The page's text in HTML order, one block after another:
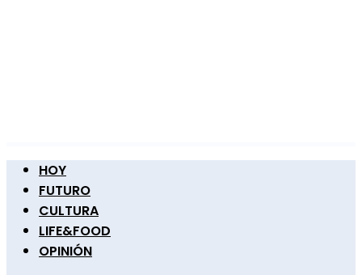
HOY
FUTURO
CULTURA
LIFE&FOOD
OPINIÓN